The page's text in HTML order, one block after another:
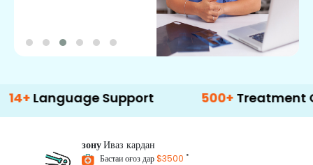
Support Treatment
зонуИваз кардан
Бастаи оғоз дар$3500 *